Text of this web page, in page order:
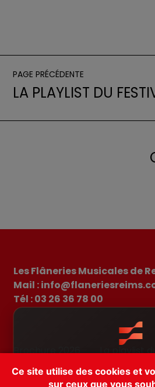
PAGE PRÉCÉDENTE
LA PLAYLIST DU
Les Flâneries Musicales de
Mail :
Tél : 03 26 36 78 00
Brochure 2026
La playlist
Actualités
FAQ
Conditions générales de vente
Il existe une app pour
Musicales!
Ce site utilise des cookies et
sur ceux que vous